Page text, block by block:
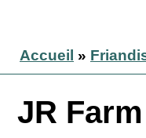
Accueil »
JR